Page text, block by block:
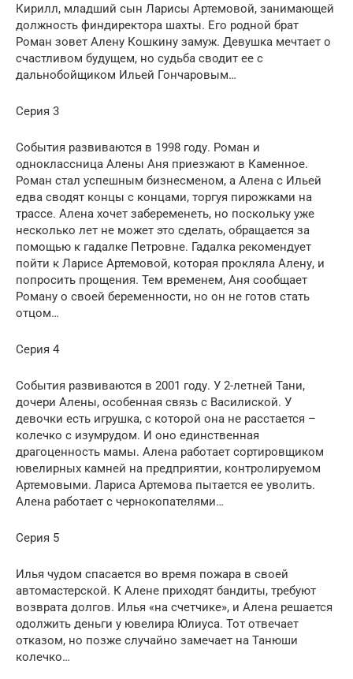
Кирилл, младший сын Ларисы Артемовой, занимающей
должность финдиректора шахты. Его родной брат
Роман зовет Алену Кошкину замуж. Девушка мечтает о
счастливом будущем, но судьба сводит ее с
дальнобойщиком Ильей Гончаровым…
Серия 3
События развиваются в 1998 году. Роман и
одноклассница Алены Аня приезжают в Каменное.
Роман стал успешным бизнесменом, а Алена с Ильей
едва сводят концы с концами, торгуя пирожками на
трассе. Алена хочет забеременеть, но поскольку уже
несколько лет не может это сделать, обращается за
помощью к гадалке Петровне. Гадалка рекомендует
пойти к Ларисе Артемовой, которая прокляла Алену, и
попросить прощения. Тем временем, Аня сообщает
Роману о своей беременности, но он не готов стать
отцом…
Серия 4
События развиваются в 2001 году. У 2-летней Тани,
дочери Алены, особенная связь с Василиской. У
девочки есть игрушка, с которой она не расстается –
колечко с изумрудом. И оно единственная
драгоценность мамы. Алена работает сортировщиком
ювелирных камней на предприятии, контролируемом
Артемовыми. Лариса Артемова пытается ее уволить.
Алена работает с чернокопателями…
Серия 5
Илья чудом спасается во время пожара в своей
автомастерской. К Алене приходят бандиты, требуют
возврата долгов. Илья «на счетчике», и Алена решается
одолжить деньги у ювелира Юлиуса. Тот отвечает
отказом, но позже случайно замечает на Танюши
колечко…